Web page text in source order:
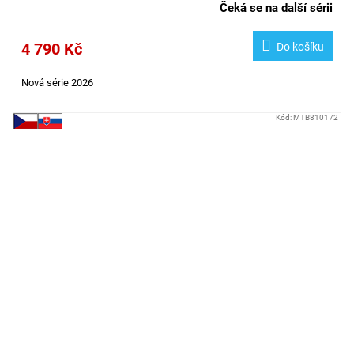
Čeká se na další sérii
4 790 Kč Do košíku
Nová série 2026
Kód: MTB810172